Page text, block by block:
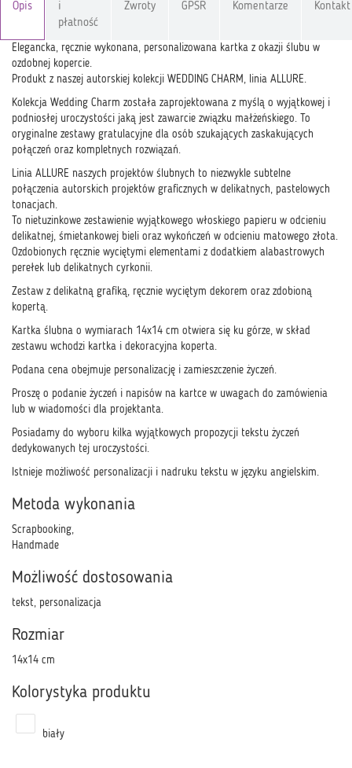
Opis
i
płatność
Zwroty GPSR Komentarze Kontakt
Elegancka, ręcznie wykonana, personalizowana kartka z okazji ślubu w
ozdobnej kopercie.
Produkt z naszej autorskiej kolekcji WEDDING CHARM, linia ALLURE.
Kolekcja Wedding Charm została zaprojektowana z myślą o wyjątkowej i
podniosłej uroczystości jaką jest zawarcie związku małżeńskiego. To
oryginalne zestawy gratulacyjne dla osób szukających zaskakujących
połączeń oraz kompletnych rozwiązań.
Linia ALLURE naszych projektów ślubnych to niezwykle subtelne
połączenia autorskich projektów graficznych w delikatnych, pastelowych
tonacjach.
To nietuzinkowe zestawienie wyjątkowego włoskiego papieru w odcieniu
delikatnej, śmietankowej bieli oraz wykończeń w odcieniu matowego złota.
Ozdobionych ręcznie wyciętymi elementami z dodatkiem alabastrowych
perełek lub delikatnych cyrkonii.
Zestaw z delikatną grafiką, ręcznie wyciętym dekorem oraz zdobioną
kopertą.
Kartka ślubna o wymiarach 14x14 cm otwiera się ku górze, w skład
zestawu wchodzi kartka i dekoracyjna koperta.
Podana cena obejmuje personalizację i zamieszczenie życzeń.
Proszę o podanie życzeń i napisów na kartce w uwagach do zamówienia
lub w wiadomości dla projektanta.
Posiadamy do wyboru kilka wyjątkowych propozycji tekstu życzeń
dedykowanych tej uroczystości.
Istnieje możliwość personalizacji i nadruku tekstu w języku angielskim.
Metoda wykonania
Scrapbooking,
Handmade
Możliwość dostosowania
tekst, personalizacja
Rozmiar
14x14 cm
Kolorystyka produktu
biały